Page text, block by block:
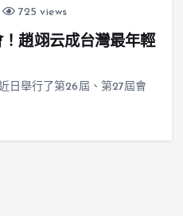
725 views
趙翊云成台灣最年輕
日舉行了第26屆、第27屆會